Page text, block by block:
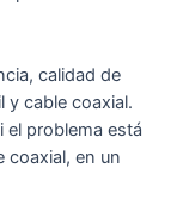
calidad de
y cable coaxial.
el problema está
coaxial, en un